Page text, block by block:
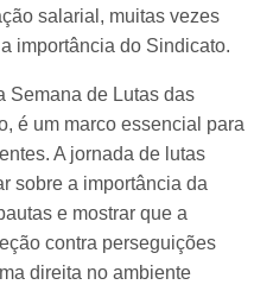
salarial, muitas vezes
importância do Sindicato.
Semana de Lutas das
é um marco essencial para
A jornada de lutas
sobre a importância da
e mostrar que a
contra perseguições
direita no ambiente